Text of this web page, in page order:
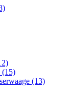
(15)
(13)